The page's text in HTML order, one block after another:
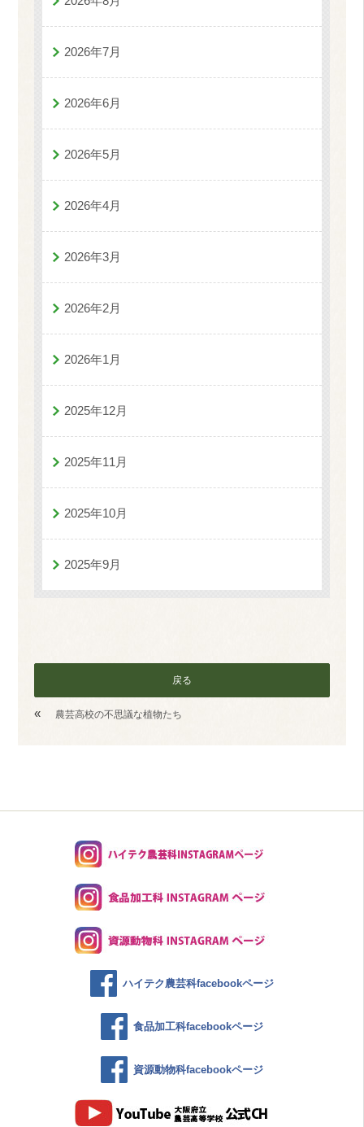
2026年7月
2026年6月
2026年5月
2026年4月
2026年3月
2026年2月
2026年1月
2025年12月
2025年11月
2025年10月
2025年9月
戻る
« 農芸高校の不思議な植物たち
ハイテク農芸科facebookページ
食品加工科facebookページ
資源動物科facebookページ